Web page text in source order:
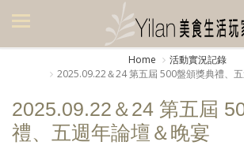
美食集
美飲集
廚房集
旅遊集
Home
活動實況記錄
2025.09.22＆24 第五屆 500盤頒獎典禮、
2025.09.22＆24 第五屆
禮、五週年論壇＆晚宴